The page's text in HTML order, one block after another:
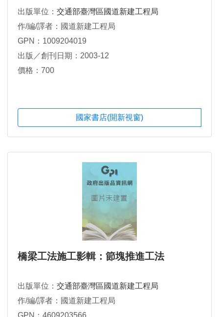
出版單位： 交通部臺灣區國道新建工程局
作/編/譯者：國道新建工程局
GPN：1009204019
出版／創刊日期：2003-12
價格：700
國家書店(開新視窗)
橋梁工法施工影輯：節塊推進工法
出版單位： 交通部臺灣區國道新建工程局
作/編/譯者：國道新建工程局